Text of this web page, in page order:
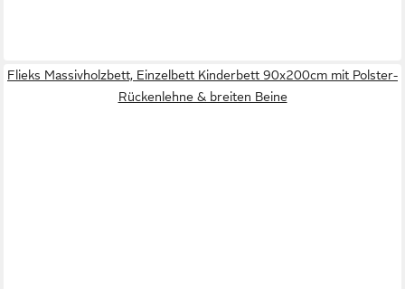
Flieks Massivholzbett, Einzelbett Kinderbett 90x200cm mit Polster-
Rückenlehne & breiten Beine